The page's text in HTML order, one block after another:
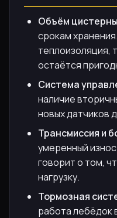
Объём
срокам
теплоизоляция,
остаётся
Система
наличие
новых датчиков
Трансмиссия и
умеренный
говорит о том,
нагрузку.
Тормозная
работа лебёдок